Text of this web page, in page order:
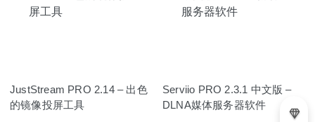
JustStream PRO 2.14 – 出色
的镜像投屏工具
Serviio PRO 2.3.1 中文版 –
DLNA媒体服务器软件